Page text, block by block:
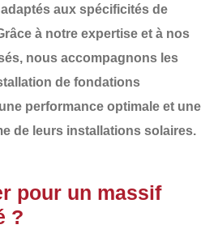
adaptés aux spécificités de
à notre expertise et à nos
nous accompagnons les
de fondations
performance optimale et une
de leurs installations solaires.
pour un massif
?